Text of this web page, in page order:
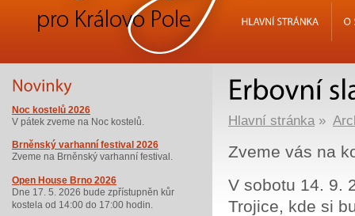
Hlavní stránka»
Zveme vás na
V sobotu 14. 9.
Trojice, kde si
Noc kostelů 2026
V pátek zveme na Noc kostelů.
Brněnský varhanní festival 2026
Zveme na Brněnský varhanní festival.
Open House Brno 2026
Dne 17. 5. 2026 bude zpřístupněn kůr
kostela od 14:00 do 17:00 hodin.